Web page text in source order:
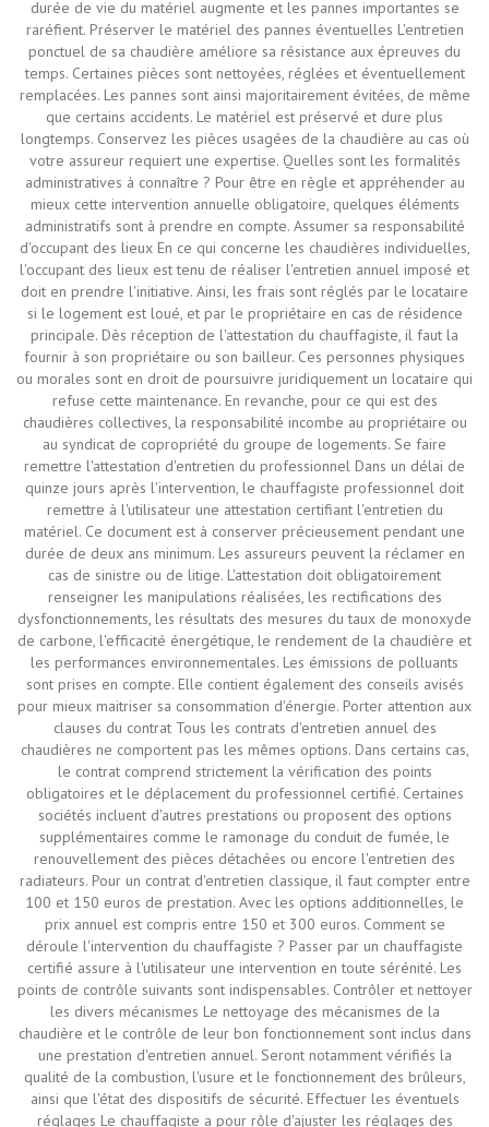
durée de vie du matériel augmente et les pannes importantes se
raréfient. Préserver le matériel des pannes éventuelles L'entretien
ponctuel de sa chaudière améliore sa résistance aux épreuves du
temps. Certaines pièces sont nettoyées, réglées et éventuellement
remplacées. Les pannes sont ainsi majoritairement évitées, de même
que certains accidents. Le matériel est préservé et dure plus
longtemps. Conservez les pièces usagées de la chaudière au cas où
votre assureur requiert une expertise. Quelles sont les formalités
administratives à connaître ? Pour être en règle et appréhender au
mieux cette intervention annuelle obligatoire, quelques éléments
administratifs sont à prendre en compte. Assumer sa responsabilité
d'occupant des lieux En ce qui concerne les chaudières individuelles,
l'occupant des lieux est tenu de réaliser l'entretien annuel imposé et
doit en prendre l'initiative. Ainsi, les frais sont réglés par le locataire
si le logement est loué, et par le propriétaire en cas de résidence
principale. Dès réception de l'attestation du chauffagiste, il faut la
fournir à son propriétaire ou son bailleur. Ces personnes physiques
ou morales sont en droit de poursuivre juridiquement un locataire qui
refuse cette maintenance. En revanche, pour ce qui est des
chaudières collectives, la responsabilité incombe au propriétaire ou
au syndicat de copropriété du groupe de logements. Se faire
remettre l'attestation d'entretien du professionnel Dans un délai de
quinze jours après l'intervention, le chauffagiste professionnel doit
remettre à l'utilisateur une attestation certifiant l'entretien du
matériel. Ce document est à conserver précieusement pendant une
durée de deux ans minimum. Les assureurs peuvent la réclamer en
cas de sinistre ou de litige. L'attestation doit obligatoirement
renseigner les manipulations réalisées, les rectifications des
dysfonctionnements, les résultats des mesures du taux de monoxyde
de carbone, l'efficacité énergétique, le rendement de la chaudière et
les performances environnementales. Les émissions de polluants
sont prises en compte. Elle contient également des conseils avisés
pour mieux maitriser sa consommation d'énergie. Porter attention aux
clauses du contrat Tous les contrats d'entretien annuel des
chaudières ne comportent pas les mêmes options. Dans certains cas,
le contrat comprend strictement la vérification des points
obligatoires et le déplacement du professionnel certifié. Certaines
sociétés incluent d'autres prestations ou proposent des options
supplémentaires comme le ramonage du conduit de fumée, le
renouvellement des pièces détachées ou encore l'entretien des
radiateurs. Pour un contrat d'entretien classique, il faut compter entre
100 et 150 euros de prestation. Avec les options additionnelles, le
prix annuel est compris entre 150 et 300 euros. Comment se
déroule l'intervention du chauffagiste ? Passer par un chauffagiste
certifié assure à l'utilisateur une intervention en toute sérénité. Les
points de contrôle suivants sont indispensables. Contrôler et nettoyer
les divers mécanismes Le nettoyage des mécanismes de la
chaudière et le contrôle de leur bon fonctionnement sont inclus dans
une prestation d'entretien annuel. Seront notamment vérifiés la
qualité de la combustion, l'usure et le fonctionnement des brûleurs,
ainsi que l'état des dispositifs de sécurité. Effectuer les éventuels
réglages Le chauffagiste a pour rôle d'ajuster les réglages des